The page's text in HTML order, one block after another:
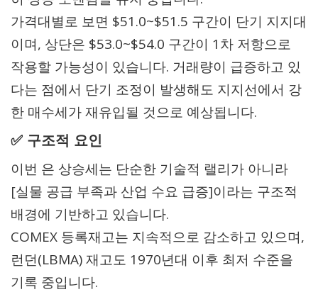
가격대별로 보면 $51.0~$51.5 구간이 단기 지지대
이며, 상단은 $53.0~$54.0 구간이 1차 저항으로
작용할 가능성이 있습니다. 거래량이 급증하고 있
다는 점에서 단기 조정이 발생해도 지지선에서 강
한 매수세가 재유입될 것으로 예상됩니다.
✅ 구조적 요인
이번 은 상승세는 단순한 기술적 랠리가 아니라
[실물 공급 부족과 산업 수요 급증]이라는 구조적
배경에 기반하고 있습니다.
COMEX 등록재고는 지속적으로 감소하고 있으며,
런던(LBMA) 재고도 1970년대 이후 최저 수준을
기록 중입니다.